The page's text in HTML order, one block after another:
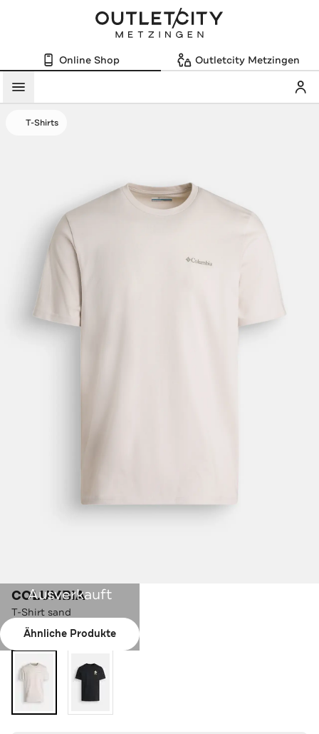
Online Shop Outletcity Metzingen
Menü
T-Shirts
Ausverkauft
Ähnliche Produkte
COLUMBIA
T-Shirt sand
Farbe:sand